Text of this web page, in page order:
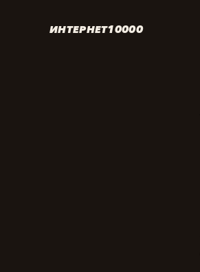
ИНТЕРНЕТ10000